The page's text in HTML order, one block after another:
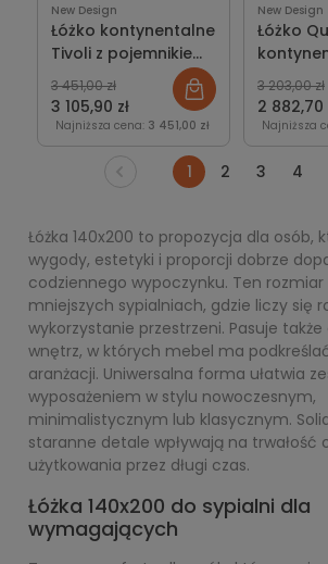
New Design
Łóżko kontynentalne
Tivoli z pojemnikiem
lub bez New Design
3 105,90 zł
3 451,00 zł
Najniższa cena: 3 451,00 zł
New Design
Łóżko
2 882,70
3 203,00 zł
Najniższa
1 2 3 4
Łóżka 140x200 to propozycja dla osób,
wygody, estetyki i proporcji dobrze
codziennego wypoczynku. Ten rozmiar
mniejszych sypialniach, gdzie liczy się
wykorzystanie przestrzeni. Pasuje
wnętrz, w których mebel ma
aranżacji. Uniwersalna forma ułatwia
wyposażeniem w stylu nowoczesnym,
minimalistycznym lub klasycznym.
staranne detale wpływają na trwałość
użytkowania przez długi czas.
Łóżka 140x200 do sypialni dla
wymagających